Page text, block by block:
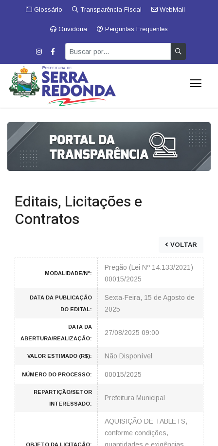
Glossário Transparência Fiscal WebMail
Ouvidoria Perguntas Frequentes
Editais, Licitações e
Contratos
VOLTAR
MODALIDADE/Nº:
Pregão (Lei Nº 14.133/2021)
00015/2025
DATA DA PUBLICAÇÃO
DO EDITAL:
Sexta-Feira, 15 de Agosto de
2025
DATA DA
ABERTURA/REALIZAÇÃO:
27/08/2025 09:00
VALOR ESTIMADO (R$): Não Disponível
NÚMERO DO PROCESSO: 00015/2025
REPARTIÇÃO/SETOR
INTERESSADO:
Prefeitura Municipal
OBJETO DA LICITAÇÃO:
AQUISIÇÃO DE TABLETS,
conforme condições,
quantidades e exigências